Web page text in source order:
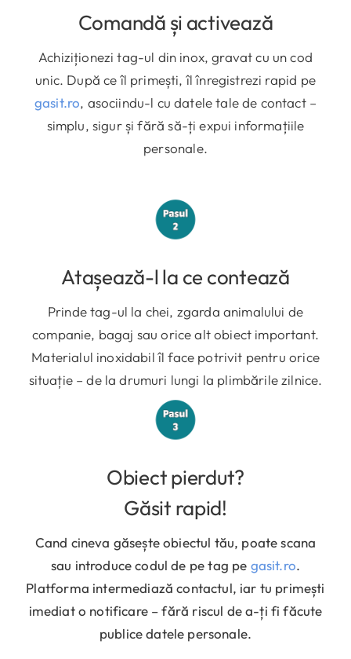
Comandă și activează
Achiziționezi tag-ul din inox, gravat cu un cod
unic. După ce îl primești, îl înregistrezi rapid pe
gasit.ro, asociindu-l cu datele tale de contact –
simplu, sigur și fără să-ți expui informațiile
personale.
Atașează-l la ce contează
Prinde tag-ul la chei, zgarda animalului de
companie, bagaj sau orice alt obiect important.
Materialul inoxidabil îl face potrivit pentru orice
situație – de la drumuri lungi la plimbările zilnice.
Obiect pierdut?
Găsit rapid!
Cand cineva găsește obiectul tău, poate scana
sau introduce codul de pe tag pe gasit.ro.
Platforma intermediază contactul, iar tu primești
imediat o notificare – fără riscul de a-ți fi făcute
publice datele personale.